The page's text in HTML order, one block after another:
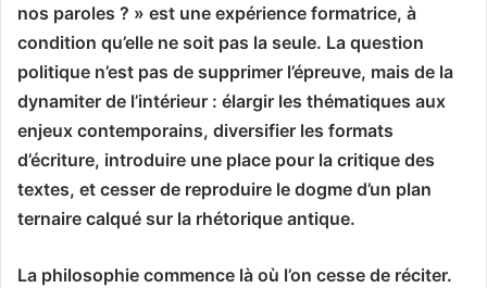
nos paroles ? » est une expérience formatrice, à
condition qu’elle ne soit pas la seule. La question
politique n’est pas de supprimer l’épreuve, mais de la
dynamiter de l’intérieur : élargir les thématiques aux
enjeux contemporains, diversifier les formats
d’écriture, introduire une place pour la critique des
textes, et cesser de reproduire le dogme d’un plan
ternaire calqué sur la rhétorique antique.
La philosophie commence là où l’on cesse de réciter.